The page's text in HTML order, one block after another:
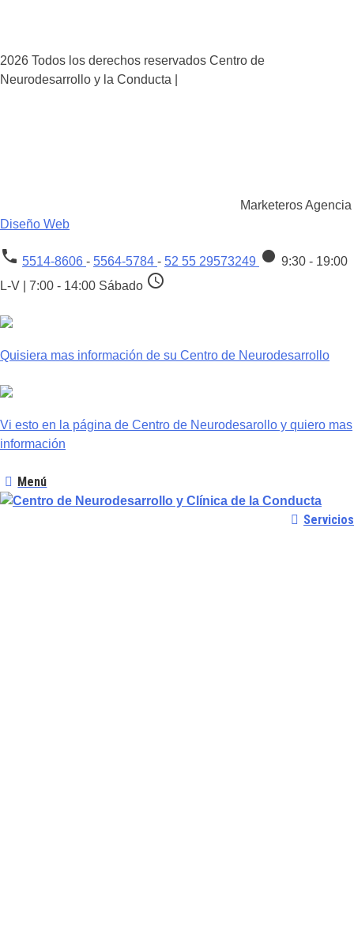
2026 Todos los derechos reservados Centro de
Neurodesarrollo y la Conducta |
Marketeros Agencia
Diseño Web
phone 5514-8606 - 5564-5784 - 52 55 29573249 fiber_manual_record 9:30 - 19:00
L-V | 7:00 - 14:00 Sábado schedule
Quisiera mas información de su Centro de Neurodesarrollo
Vi esto en la página de Centro de Neurodesarollo y quiero mas
información
Menú
Servicios